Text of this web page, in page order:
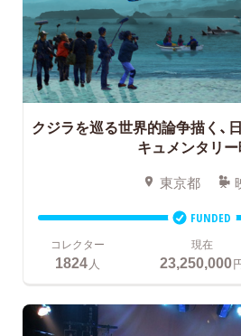
クジラを巡る世界的論争描く、
キュメンタリ
東京都
FUNDED
コレクター
1824人
現在
23,250,000